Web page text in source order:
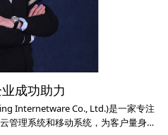
成功助力
Internetware Co., Ltd.)是一家专注
管理系统和移动系统，为客户量身打